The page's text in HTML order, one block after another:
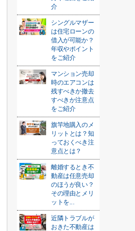
介
シングルマザー
は住宅ローンの
借入が可能か？
年収やポイント
をご紹介
マンション売却
時のエアコンは
残すべきか撤去
すべきか注意点
をご紹介
旗竿地購入のメ
リットとは？知
っておくべき注
意点とは？
離婚するとき不
動産は任意売却
のほうが良い？
その理由とメリ
ットを...
近隣トラブルが
おきた不動産は